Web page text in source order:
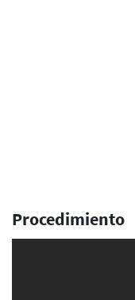
Procedimiento